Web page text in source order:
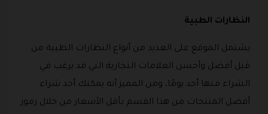
النظارات الطبية
يشتمل الموقع على العديد من أنواع النظارات الطبية من
قبل أفضل وأحسن العلامات التجارية التي قد يرغب في
الشراء منها أحد يومًا، ومن المميز أنه يمكنك أحد شراء
أفضل المنتجات من هذا القسم بأقل الأسعار من خلال رموز